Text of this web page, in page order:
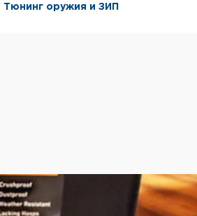
Тюнинг оружия и ЗИП